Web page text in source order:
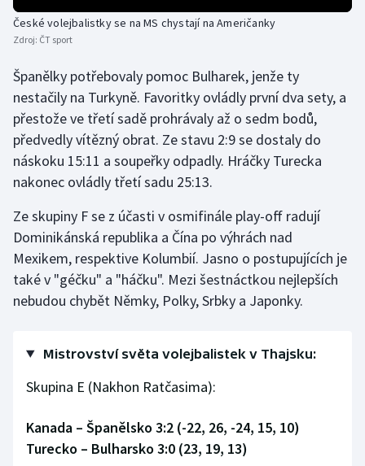
Lyže a snowboard
Moderní pětiboj
Motorsport
Olympijské hry
Parasport
Plážový volejbal
Ragby
Rychlostní kanoistika
Short track
Sportovní střelba
České volejbalistky se na MS chystají na Američanky
Zdroj: ČT sport
Španělky potřebovaly pomoc Bulharek, jenže ty
nestačily na Turkyně. Favoritky ovládly první dva sety, a
přestože ve třetí sadě prohrávaly až o sedm bodů,
předvedly vítězný obrat. Ze stavu 2:9 se dostaly do
náskoku 15:11 a soupeřky odpadly. Hráčky Turecka
nakonec ovládly třetí sadu 25:13.
Ze skupiny F se z účasti v osmifinále play-off radují
Dominikánská republika a Čína po výhrách nad
Mexikem, respektive Kolumbií. Jasno o postupujících je
také v "géčku" a "háčku". Mezi šestnáctkou nejlepších
nebudou chybět Němky, Polky, Srbky a Japonky.
Mistrovství světa volejbalistek v Thajsku:
Skupina E (Nakhon Ratčasima):
Kanada – Španělsko 3:2 (-22, 26, -24, 15, 10)
Turecko – Bulharsko 3:0 (23, 19, 13)